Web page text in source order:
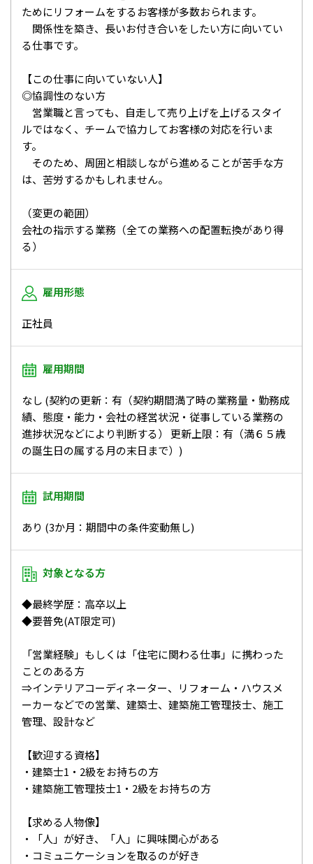
ためにリフォームをするお客様が多数おられます。
関係性を築き、長いお付き合いをしたい方に向いてい
る仕事です。
【この仕事に向いていない人】
◎協調性のない方
営業職と言っても、自走して売り上げを上げるスタイ
ルではなく、チームで協力してお客様の対応を行いま
す。
そのため、周囲と相談しながら進めることが苦手な方
は、苦労するかもしれません。
（変更の範囲）
会社の指示する業務（全ての業務への配置転換があり得
る）
雇用形態
正社員
雇用期間
なし (契約の更新：有（契約期間満了時の業務量・勤務成
績、態度・能力・会社の経営状況・従事している業務の
進捗状況などにより判断する） 更新上限：有（満６５歳
の誕生日の属する月の末日まで）)
試用期間
あり (3か月：期間中の条件変動無し)
対象となる方
◆最終学歴：高卒以上
◆要普免(AT限定可)
「営業経験」もしくは「住宅に関わる仕事」に携わった
ことのある方
⇒インテリアコーディネーター、リフォーム・ハウスメ
ーカーなどでの営業、建築士、建築施工管理技士、施工
管理、設計など
【歓迎する資格】
・建築士1・2級をお持ちの方
・建築施工管理技士1・2級をお持ちの方
【求める人物像】
・「人」が好き、「人」に興味関心がある
・コミュニケーションを取るのが好き